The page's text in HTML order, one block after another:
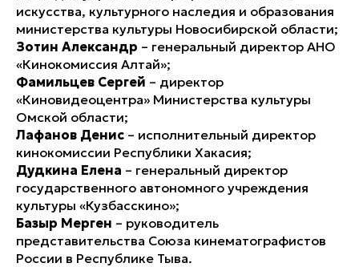
искусства, культурного наследия и образования
министерства культуры Новосибирской области;
Зотин Александр – генеральный директор АНО
«Кинокомиссия Алтай»;
Фамильцев Сергей – директор
«Киновидеоцентра» Министерства культуры
Омской области;
Лафанов Денис – исполнительный директор
кинокомиссии Республики Хакасия;
Дудкина Елена – генеральный директор
государственного автономного учреждения
культуры «Кузбасскино»;
Базыр Мерген – руководитель
представительства Союза кинематографистов
России в Республике Тыва.